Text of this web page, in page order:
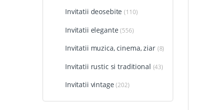
Invitatii deosebite (110)
Invitatii elegante (556)
Invitatii muzica, cinema, ziar (8)
Invitatii rustic si traditional (43)
Invitatii vintage (202)